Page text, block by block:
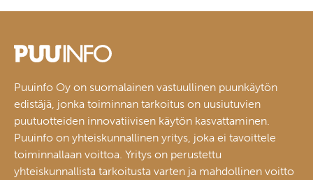
Puuinfo Oy on suomalainen vastuullinen puunkäytön
edistäjä, jonka toiminnan tarkoitus on uusiutuvien
puutuotteiden innovatiivisen käytön kasvattaminen.
Puuinfo on yhteiskunnallinen yritys, joka ei tavoittele
toiminnallaan voittoa. Yritys on perustettu
yhteiskunnallista tarkoitusta varten ja mahdollinen voitto